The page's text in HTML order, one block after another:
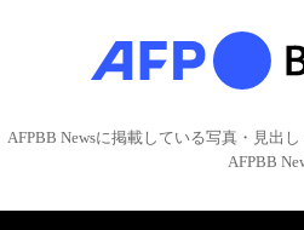
AFPBB Newsに掲載している写真・見出
AFPBB